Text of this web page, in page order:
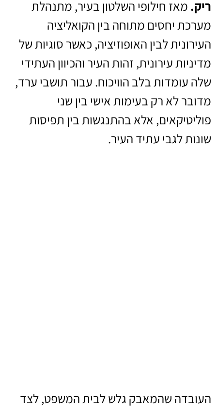
ריק. מאז חילופי השלטון בעיר, מתנהלת
מערכת יחסים מתוחה בין הקואליציה
העירונית לבין האופוזיציה, כאשר סוגיות של
מדיניות עירונית, זהות העיר והכיוון העתידי
שלה עומדות בלב הוויכוח. עבור תושבי ערד,
מדובר לא רק בעימות אישי בין שני
פוליטיקאים, אלא בהתנגשות בין תפיסות
שונות לגבי עתיד העיר.
העובדה שהמאבק גלש לבית המשפט, לצד